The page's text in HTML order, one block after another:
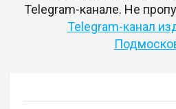
Telegram-канале. Не
Telegram-канал